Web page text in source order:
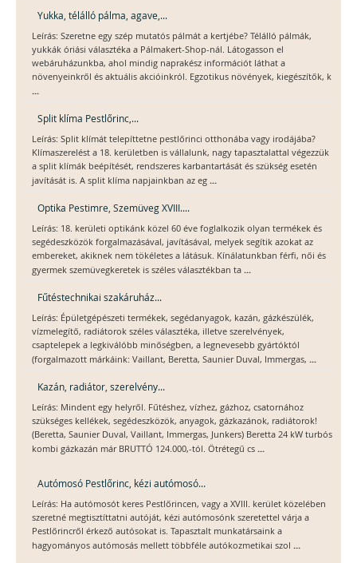
Yukka, télálló pálma, agave,...
Leírás: Szeretne egy szép mutatós pálmát a kertjébe? Télálló pálmák,
yukkák óriási választéka a Pálmakert-Shop-nál. Látogasson el
webáruházunkba, ahol mindig naprakész információt láthat a
növenyeinkről és aktuális akcióinkról. Egzotikus növények, kiegészítők, k
...
Split klíma Pestlőrinc,...
Leírás: Split klímát telepíttetne pestlőrinci otthonába vagy irodájába?
Klímaszerelést a 18. kerületben is vállalunk, nagy tapasztalattal végezzük
a split klímák beépítését, rendszeres karbantartását és szükség esetén
javítását is. A split klíma napjainkban az eg ...
Optika Pestimre, Szemüveg XVIII....
Leírás: 18. kerületi optikánk közel 60 éve foglalkozik olyan termékek és
segédeszközök forgalmazásával, javításával, melyek segítik azokat az
embereket, akiknek nem tökéletes a látásuk. Kínálatunkban férfi, női és
gyermek szemüvegkeretek is széles választékban ta ...
Fűtéstechnikai szakáruház...
Leírás: Épületgépészeti termékek, segédanyagok, kazán, gázkészülék,
vízmelegítő, radiátorok széles választéka, illetve szerelvények,
csaptelepek a legkiválóbb minőségben, a legnevesebb gyártóktól
(forgalmazott márkáink: Vaillant, Beretta, Saunier Duval, Immergas, ...
Kazán, radiátor, szerelvény...
Leírás: Mindent egy helyről. Fűtéshez, vízhez, gázhoz, csatornához
szükséges kellékek, segédeszközök, anyagok, gázkazánok, radiátorok!
(Beretta, Saunier Duval, Vaillant, Immergas, Junkers) Beretta 24 kW turbós
kombi gázkazán már BRUTTÓ 124.000,-tól. Ötrétegű cs ...
Autómosó Pestlőrinc, kézi autómosó...
Leírás: Ha autómosót keres Pestlőrincen, vagy a XVIII. kerület közelében
szeretné megtisztíttatni autóját, kézi autómosónk szeretettel várja a
Pestlőrincről érkező autósokat is. Tapasztalt munkatársaink a
hagyományos autómosás mellett többféle autókozmetikai szol ...